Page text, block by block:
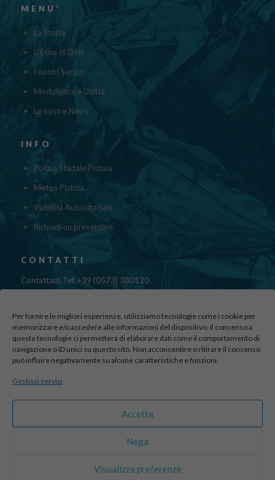
Per fornire le migliori esperienze, utilizziamo tecnologie come i cookie per
memorizzare e/o accedere alle informazioni del dispositivo. Il consenso a
queste tecnologie ci permetterà di elaborare dati come il comportamento di
navigazione o ID unici su questo sito. Non acconsentire o ritirare il consenso
può influire negativamente su alcune caratteristiche e funzioni.
Gestisci servizi
Accetta
Nega
Visualizza preferenze
MENU’
La Storia
L' Etica di Dolfi
I nostri Servizi
Modulistica e Utilità
Le nostre News
INFO
Polizia Stadale Pistoia
Meteo Pistoia
Viabilità Autostradale
Richiedi un preventivo
CONTATTI
Contattaci: Tel: +39 (0573) 380120
Fax: 39 (0573) 985420
Via di Canapale, 10
51100 PISTOIA
Find us here:
sito realizzato da
Reserved | Credits